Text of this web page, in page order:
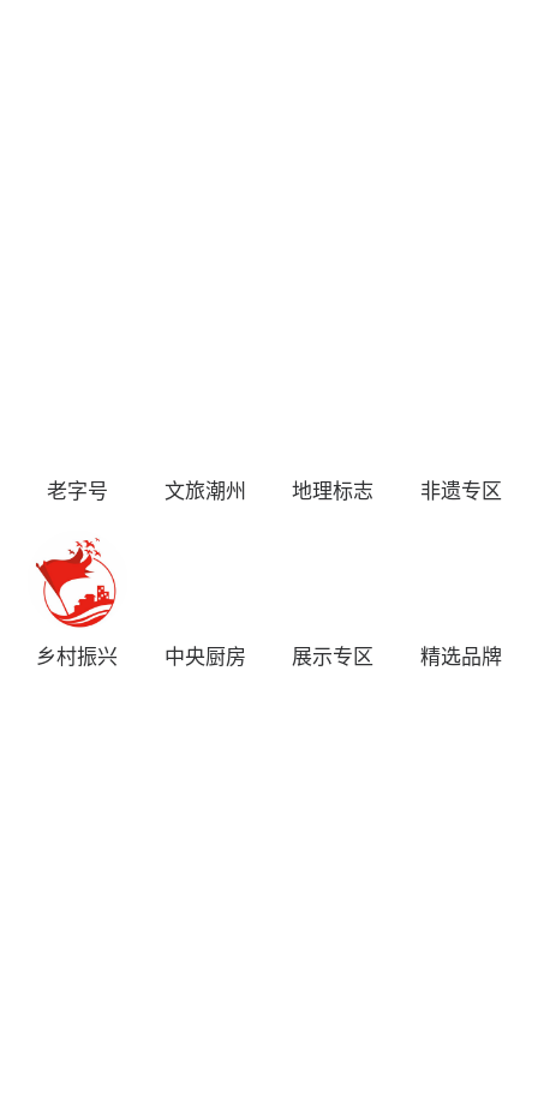
老字号 文旅潮州 地理标志 非遗专区
乡村振兴 中央厨房 展示专区 精选品牌